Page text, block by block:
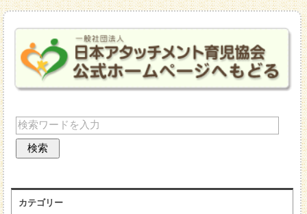
カテゴリー